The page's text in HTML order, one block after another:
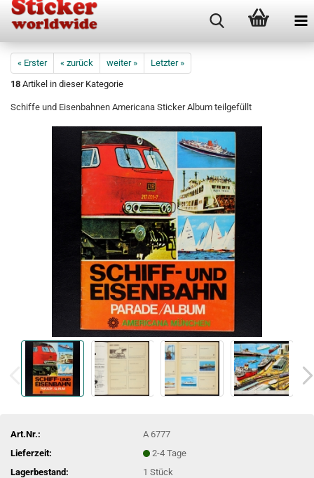
« Erster « zurück weiter »
Letzter »
18 Artikel in dieser Kategorie
Schiffe und Eisenbahnen Americana Sticker Album teilgefüllt
Art.Nr.:
A 6777
Lieferzeit:
2-4 Tage
Lagerbestand:
1Stück